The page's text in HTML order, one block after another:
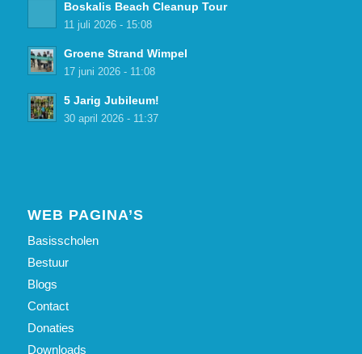
Boskalis Beach Cleanup Tour
11 juli 2026 - 15:08
Groene Strand Wimpel
17 juni 2026 - 11:08
5 Jarig Jubileum!
30 april 2026 - 11:37
WEB PAGINA’S
Basisscholen
Bestuur
Blogs
Contact
Donaties
Downloads